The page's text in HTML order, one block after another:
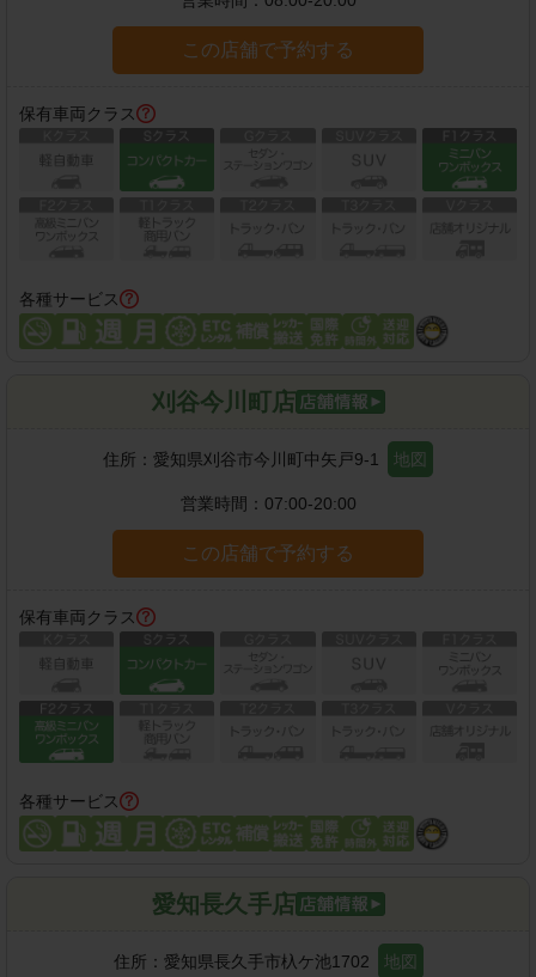
この店舗で予約する
保有車両クラス
各種サービス
刈谷今川町店
住所： 愛知県刈谷市今川町中矢戸9-1 地図
営業時間： 07:00-20:00
この店舗で予約する
保有車両クラス
各種サービス
愛知長久手店
住所： 愛知県長久手市杁ケ池1702 地図